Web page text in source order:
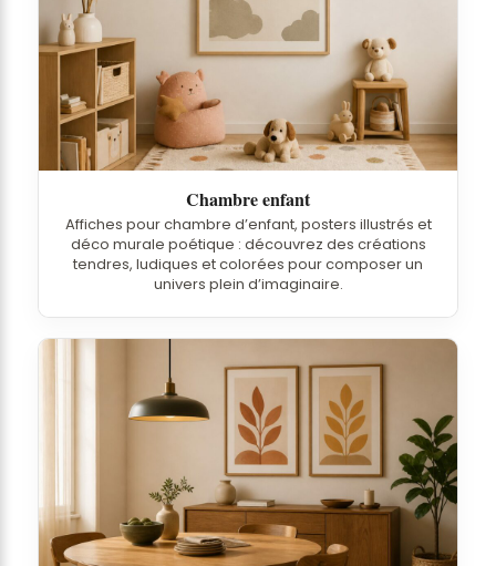
Chambre enfant
Affiches pour chambre d’enfant, posters illustrés et
déco murale poétique : découvrez des créations
tendres, ludiques et colorées pour composer un
univers plein d’imaginaire.